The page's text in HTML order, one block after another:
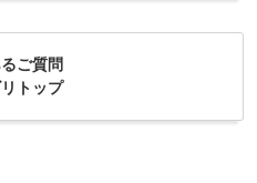
ご質問
トップ